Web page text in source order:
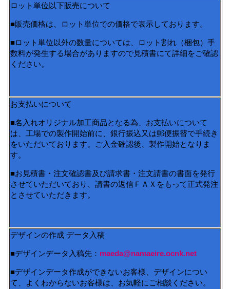
ロット単位以下販売について
■販売価格は、ロット単位での価格で表示しております。
■ロット単位以外の数量については、ロット割れ（梱包）手
数料が発生する場合がありますので見積書にて詳細をご確認
ください。
お支払いについて
■名入れオリジナル加工商品となる為、お支払いについて
は、工場での製作開始前に、銀行振込又は郵便振替で手続き
をいただいております。ご入金確認後、製作開始となりま
す。
■お見積書・注文確認書及び請求書・注文請書の書面を発行
させていただいており、請書の返信ＦＡＸをもって正式発注
とさせていただきます。
デザインの作成 データ入稿
■デザインデータ入稿先： maeda@namaeire.ocnk.net
■デザインデータ作成ができないお客様、デザインについ
て、よくわからないお客様は、お気軽にご相談ください。